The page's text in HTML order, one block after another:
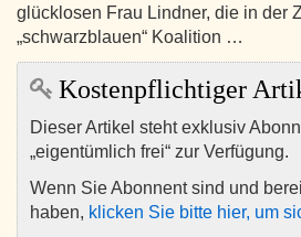
glücklosen Frau Lindner, die in der
„schwarzblauen“ Koalition …
Kostenpflichtiger
Dieser Artikel steht exklusiv
„eigentümlich frei“ zur Verfügung.
Wenn Sie Abonnent sind und
haben, klicken Sie bitte hier, um